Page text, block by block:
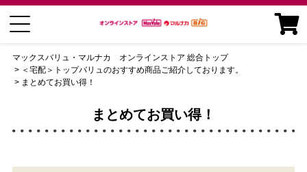
マックスバリュ・マルナカ オンラインストア 総合トップ
＜宅配＞トップバリュのおすすめ商品ご紹介しております。
まとめてお買い得！
まとめてお買い得！